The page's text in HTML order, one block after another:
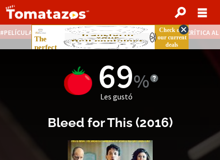
PELÍCULAS STREAMING GRATIS NOTICIAS DESTACADAS CRÍTICA
69
Les gustó
Bleed for This (2016)